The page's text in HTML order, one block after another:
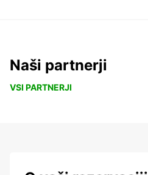
Naši partnerji
VSI PARTNERJI